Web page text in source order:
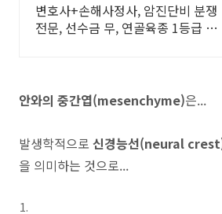
변호사+손해사정사, 암진단비 분쟁
전문, 선수금 무, 연골육종 1등급 분
안와의 중간엽(mesenchyme)은...
발생학적으로 신경능선(neural
을 의미하는 것으로...